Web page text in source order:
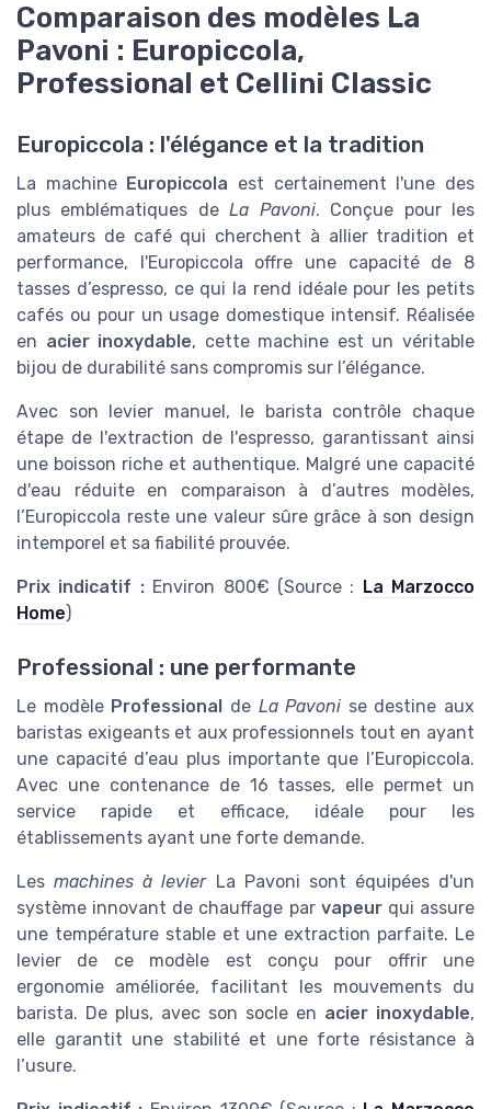
Comparaison des modèles La
Pavoni : Europiccola,
Professional et Cellini Classic
Europiccola : l'élégance et la tradition
La machine Europiccola est certainement l'une des
plus emblématiques deLa Pavoni. Conçue pour les
amateurs de café qui cherchent à allier tradition et
performance, l'Europiccola offre une capacité de 8
tasses d’espresso, ce qui la rend idéale pour les petits
cafés ou pour un usage domestique intensif. Réalisée
en acier inoxydable, cette machine est un véritable
bijou de durabilité sans compromis sur l’élégance.
Avec son levier manuel, le barista contrôle chaque
étape de l'extraction de l'espresso, garantissant ainsi
une boisson riche et authentique. Malgré une capacité
d'eau réduite en comparaison à d’autres modèles,
l’Europiccola reste une valeur sûre grâce à son design
intemporel et sa fiabilité prouvée.
Prix indicatif :Environ 800€ (Source :
La Marzocco
Home)
Professional : une performante
Le modèle Professional de La Pavoni se destine aux
baristas exigeants et aux professionnels tout en ayant
une capacité d’eau plus importante que l’Europiccola.
Avec une contenance de 16 tasses, elle permet un
service rapide et efficace, idéale pour les
établissements ayant une forte demande.
Lesmachines à levierLa Pavoni sont équipées d'un
système innovant de chauffage par vapeurqui assure
une température stable et une extraction parfaite. Le
levier de ce modèle est conçu pour offrir une
ergonomie améliorée, facilitant les mouvements du
barista. De plus, avec son socle en acier inoxydable,
elle garantit une stabilité et une forte résistance à
l’usure.